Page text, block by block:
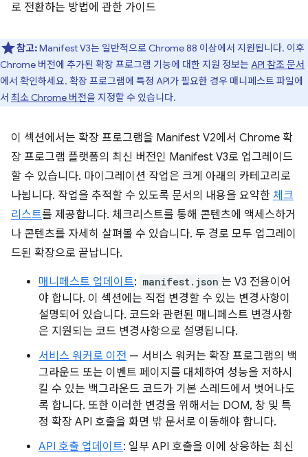
로 전환하는 방법에 관한 가이드
참고:Manifest V3는 일반적으로 Chrome 88 이상에서 지원됩니다. 이후
Chrome 버전에 추가된 확장 프로그램 기능에 대한 지원 정보는API 참조 문서
에서 확인하세요. 확장 프로그램에 특정 API가 필요한 경우 매니페스트 파일에
서 최소 Chrome 버전을 지정할 수 있습니다.
이 섹션에서는 확장 프로그램을 Manifest V2에서 Chrome 확
장 프로그램 플랫폼의 최신 버전인 Manifest V3로 업그레이드
할 수 있습니다. 마이그레이션 작업은 크게 아래의 카테고리로
나뉩니다. 작업을 추적할 수 있도록 문서의 내용을 요약한 체크
리스트를 제공합니다. 체크리스트를 통해 콘텐츠에 액세스하거
나 콘텐츠를 자세히 살펴볼 수 있습니다. 두 경로 모두 업그레이
드된 확장으로 끝납니다.
매니페스트 업데이트: manifest.json 는 V3 전용이어
야 합니다. 이 섹션에는 직접 변경할 수 있는 변경사항이
설명되어 있습니다. 코드와 관련된 매니페스트 변경사항
은 지원되는 코드 변경사항으로 설명됩니다.
서비스 워커로 이전 — 서비스 워커는 확장 프로그램의 백
그라운드 또는 이벤트 페이지를 대체하여 성능을 저하시
킬 수 있는 백그라운드 코드가 기본 스레드에서 벗어나도
록 합니다. 또한 이러한 변경을 위해서는 DOM, 창 및 특
정 확장 API 호출을 화면 밖 문서로 이동해야 합니다.
API 호출 업데이트: 일부 API 호출을 이에 상응하는 최신